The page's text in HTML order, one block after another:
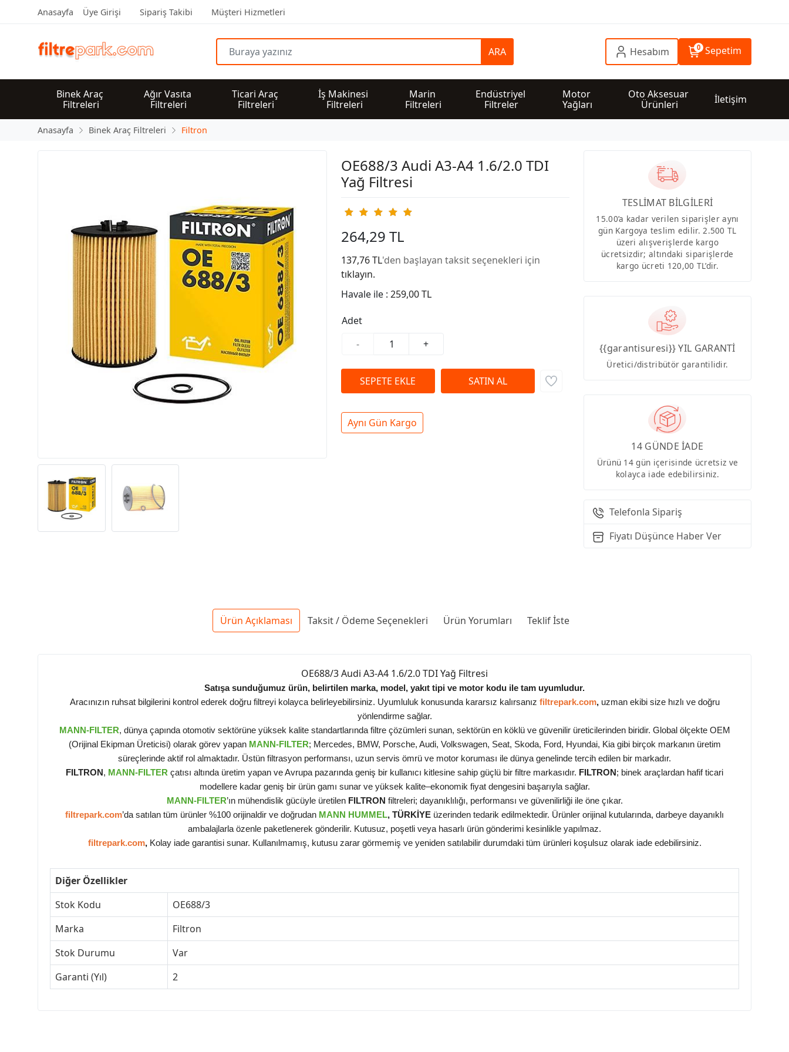
Anasayfa Üye Girişi Sipariş Takibi Müşteri Hizmetleri
ARA Hesabım 0 Sepetim
Binek Araç
Filtreleri
Ağır Vasıta
Filtreleri
Ticari Araç
Filtreleri
İş Makinesi
Filtreleri
Marin
Filtreleri
Endüstriyel
Filtreler
Motor
Yağları
Oto Aksesuar
Ürünleri
İletişim
Anasayfa Binek Araç Filtreleri Filtron
OE688/3 Audi A3-A4 1.6/2.0 TDI
Yağ Filtresi
264,29 TL
137,76 TL'den başlayan taksit seçenekleri için
tıklayın.
Havale ile : 259,00 TL
Adet
-
+
Aynı Gün Kargo
TESLİMAT BİLGİLERİ
15.00’a kadar verilen siparişler aynı
gün Kargoya teslim edilir. 2.500 TL
üzeri alışverişlerde kargo
ücretsizdir; altındaki siparişlerde
kargo ücreti 120,00 TL’dir.
{{garantisuresi}} YIL GARANTİ
Üretici/distribütör garantilidir.
14 GÜNDE İADE
Ürünü 14 gün içerisinde ücretsiz ve
kolayca iade edebilirsiniz.
Telefonla Sipariş
Fiyatı Düşünce Haber Ver
Ürün Açıklaması Taksit / Ödeme Seçenekleri Ürün Yorumları Teklif İste
OE688/3 Audi A3-A4 1.6/2.0 TDI Yağ Filtresi
Satışa sunduğumuz ürün, belirtilen marka, model, yakıt tipi ve motor kodu ile tam uyumludur.
Aracınızın ruhsat bilgilerini kontrol ederek doğru filtreyi kolayca belirleyebilirsiniz. Uyumluluk konusunda kararsız kalırsanız filtrepark.com,uzman ekibi size hızlı ve doğru
yönlendirme sağlar.
MANN-FILTER, dünya çapında otomotiv sektörüne yüksek kalite standartlarında filtre çözümleri sunan, sektörün en köklü ve güvenilir üreticilerinden biridir. Global ölçekte OEM
(Orijinal Ekipman Üreticisi) olarak görev yapan MANN-FILTER; Mercedes, BMW, Porsche, Audi, Volkswagen, Seat, Skoda, Ford, Hyundai, Kia gibi birçok markanın üretim
süreçlerinde aktif rol almaktadır. Üstün filtrasyon performansı, uzun servis ömrü ve motor koruması ile dünya genelinde tercih edilen bir markadır.
FILTRON , MANN-FILTER çatısı altında üretim yapan ve Avrupa pazarında geniş bir kullanıcı kitlesine sahip güçlü bir filtre markasıdır. FILTRON ; binek araçlardan hafif ticari
modellere kadar geniş bir ürün gamı sunar ve yüksek kalite–ekonomik fiyat dengesini başarıyla sağlar.
MANN-FILTER’ın mühendislik gücüyle üretilen FILTRON filtreleri; dayanıklılığı, performansı ve güvenilirliği ile öne çıkar.
filtrepark.com’da satılan tüm ürünler %100 orijinaldir ve doğrudan MANN HUMMEL, TÜRKİYE üzerinden tedarik edilmektedir. Ürünler orijinal kutularında, darbeye dayanıklı
ambalajlarla özenle paketlenerek gönderilir. Kutusuz, poşetli veya hasarlı ürün gönderimi kesinlikle yapılmaz.
filtrepark.com,Kolay iade garantisi sunar. Kullanılmamış, kutusu zarar görmemiş ve yeniden satılabilir durumdaki tüm ürünleri koşulsuz olarak iade edebilirsiniz.
Diğer Özellikler
Stok Kodu
OE688/3
Marka
Filtron
Stok Durumu
Var
Garanti (Yıl)
2